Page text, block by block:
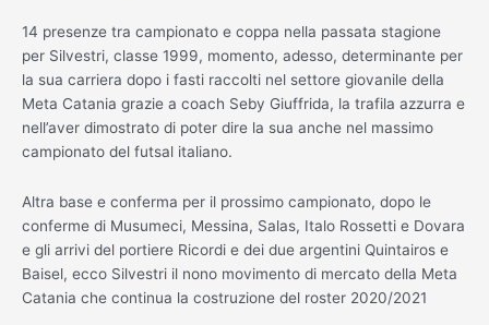
14 presenze tra campionato e coppa nella passata stagione
per Silvestri, classe 1999, momento, adesso, determinante per
la sua carriera dopo i fasti raccolti nel settore giovanile della
Meta Catania grazie a coach Seby Giuffrida, la trafila azzurra e
nell’aver dimostrato di poter dire la sua anche nel massimo
campionato del futsal italiano.
Altra base e conferma per il prossimo campionato, dopo le
conferme di Musumeci, Messina, Salas, Italo Rossetti e Dovara
e gli arrivi del portiere Ricordi e dei due argentini Quintairos e
Baisel, ecco Silvestri il nono movimento di mercato della Meta
Catania che continua la costruzione del roster 2020/2021